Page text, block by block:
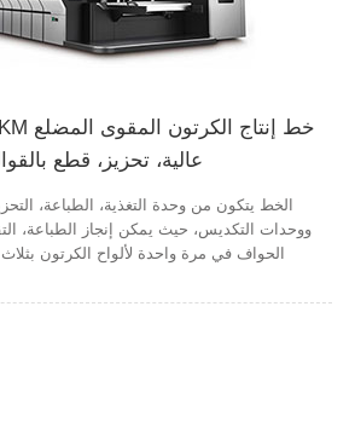
عالية، تحزيز، قطع
الخط يتكون من وحدة التغذية، الطباعة،
ووحدات التكديس، حيث يمكن إنجاز الطباعة،
الحواف في مرة واحدة لألواح الكرتون